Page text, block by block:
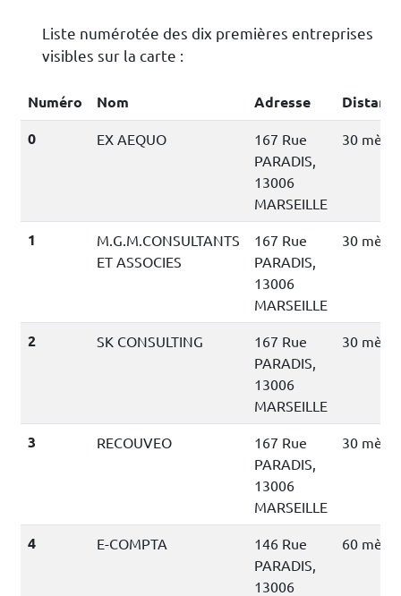
Liste numérotée des dix premières entreprises
visibles sur la carte :
Numéro Nom Adresse
Distance
0
EX AEQUO
167 Rue
PARADIS,
13006
MARSEILLE
30
1
M.G.M.CONSULTANTS
ET ASSOCIES
167 Rue
PARADIS,
13006
MARSEILLE
30
2 SK CONSULTING
167 Rue
PARADIS,
13006
MARSEILLE
30
3 RECOUVEO
167 Rue
PARADIS,
13006
MARSEILLE
30
4 E-COMPTA
146 Rue
PARADIS,
13006
60